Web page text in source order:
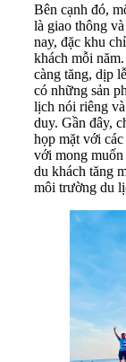
Bên cạnh đó,
là giao thông
nay, đặc khu
khách mỗi
càng tăng, dịp
có những sản
lịch nói riêng
duy. Gần đây,
họp mặt với
với mong
du khách tăng
môi trường du